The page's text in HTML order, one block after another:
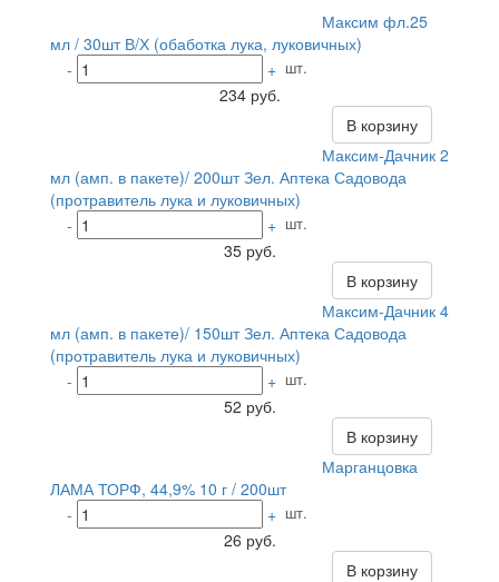
Максим фл.25
мл / 30шт В/Х (обаботка лука, луковичных)
-
+ шт.
234 руб.
В корзину
Максим-Дачник 2
мл (амп. в пакете)/ 200шт Зел. Аптека Садовода
(протравитель лука и луковичных)
-
+ шт.
35 руб.
В корзину
Максим-Дачник 4
мл (амп. в пакете)/ 150шт Зел. Аптека Садовода
(протравитель лука и луковичных)
-
+ шт.
52 руб.
В корзину
Марганцовка
ЛАМА ТОРФ, 44,9% 10 г / 200шт
-
+ шт.
26 руб.
В корзину